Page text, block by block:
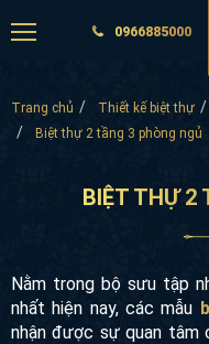
0966885000
Trang chủ Thiết kế biệt thự
Biệt thự 2 tầng 3 phòng ngủ
BIỆT THỰ 2
Nằm trong bộ sưu tập
nhất hiện nay, các mẫu
nhận được sự quan tâm